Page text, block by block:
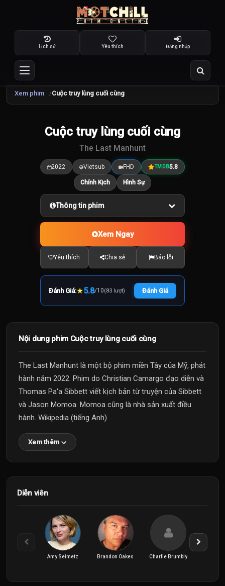
Lịch sử Yêu thích Đăng nhập
Xem phim Cuộc truy lùng cuối cùng
5.8
Cuộc truy lùng cuối cùng
The Last Manhunt
2022 Vietsub FHD TMDB5.8
Chính Kịch Hình Sự
Thông tin phim
Xem Ngay
Yêu thích Chia sẻ Báo lỗi
Đánh Giá:★5.8/10(83 lượt) Đánh Giá
Nội dung phim Cuộc truy lùng cuối cùng
The Last Manhunt là một bộ phim miền Tây của Mỹ, phát
hành năm 2022. Phim do Christian Camargo đạo diễn và
Thomas Pa'a Sibbett viết kịch bản từ truyện của Sibbett
và Jason Momoa. Momoa cũng là nhà sản xuất điều
hành. Wikipedia (tiếng Anh)
Xem thêm
Diễn viên
Amy Seimetz Brandon Oakes Charlie Brumbly